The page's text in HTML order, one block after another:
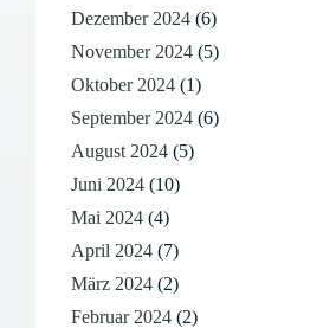
Dezember 2024 (6)
November 2024 (5)
Oktober 2024 (1)
September 2024 (6)
August 2024 (5)
Juni 2024 (10)
Mai 2024 (4)
April 2024 (7)
März 2024 (2)
Februar 2024 (2)